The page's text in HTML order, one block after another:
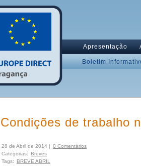
Apresentação
Boletim
Condições de trabalho
28 de Abril de 2014 | 0 Comentários
Categorias:
Breves
Tags:
BREVE ABRIL